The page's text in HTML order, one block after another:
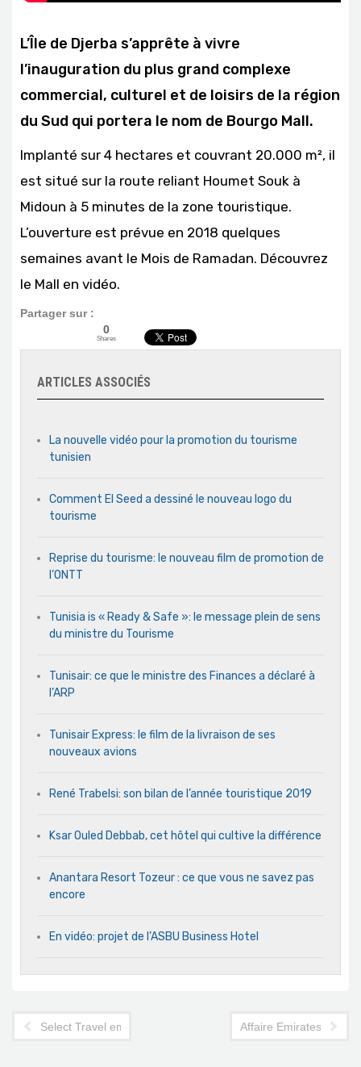
L’Île de Djerba s’apprête à vivre
l’inauguration du plus grand complexe
commercial, culturel et de loisirs de la région
du Sud qui portera le nom de Bourgo Mall.
Implanté sur 4 hectares et couvrant 20.000 m², il
est situé sur la route reliant Houmet Souk à
Midoun à 5 minutes de la zone touristique.
L’ouverture est prévue en 2018 quelques
semaines avant le Mois de Ramadan. Découvrez
le Mall en vidéo.
Partager sur :
0
Shares
ARTICLES ASSOCIÉS
La nouvelle vidéo pour la promotion du tourisme
tunisien
Comment El Seed a dessiné le nouveau logo du
tourisme
Reprise du tourisme: le nouveau film de promotion de
l’ONTT
Tunisia is « Ready & Safe »: le message plein de sens
du ministre du Tourisme
Tunisair: ce que le ministre des Finances a déclaré à
l’ARP
Tunisair Express: le film de la livraison de ses
nouveaux avions
René Trabelsi: son bilan de l’année touristique 2019
Ksar Ouled Debbab, cet hôtel qui cultive la différence
Anantara Resort Tozeur : ce que vous ne savez pas
encore
En vidéo: projet de l’ASBU Business Hotel
Select Travel emmène ses agences partenaires en Egypte
Affaire Emirates: la